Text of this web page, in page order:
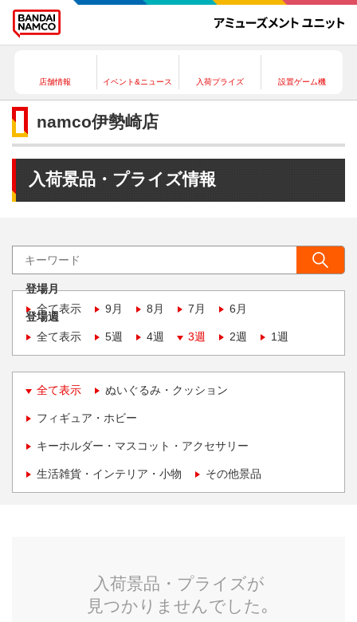
店舗情報 イベント&ニュース 入荷プライズ 設置ゲーム機
namco伊勢崎店
入荷景品・プライズ情報
登場月
全て表示
9月 8月 7月 6月
登場週
全て表示
5週 4週 3週 2週 1週
全て表示 ぬいぐるみ・クッション
フィギュア・ホビー
キーホルダー・マスコット・アクセサリー
生活雑貨・インテリア・小物 その他景品